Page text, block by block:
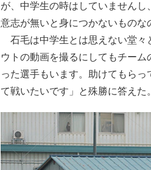
が、中学生の時はしていませんし
意志が無いと身につかないものな
石毛は中学生とは思えない堂々
ウトの動画を撮るにしてもチー
った選手もいます。助けてもら
て戦いたいです」と殊勝に答えた。